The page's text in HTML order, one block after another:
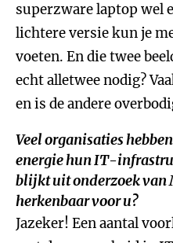
superzware laptop wel
lichtere versie kun je
voeten. En die twee
echt alletwee nodig?
en is de andere
Veel organisaties
energie hun IT-
blijkt uit onderzoek van
herkenbaar voor u?
Jazeker! Een aantal